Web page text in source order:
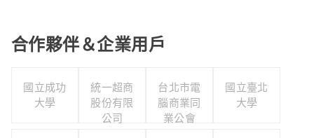
合作夥伴＆企業用戶
國立成功
大學
統一超商
股份有限
公司
台北市電
腦商業同
業公會
國立臺北
大學